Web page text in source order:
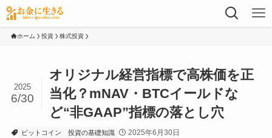
ホーム 投資 株式投資
オリジナル経営指標で高株価を正
当化？mNAV・BTCイールドな
ど“非GAAP”指標の落とし穴
2025
6/30
ビットコイン 投資の基礎知識 2025年6月30日